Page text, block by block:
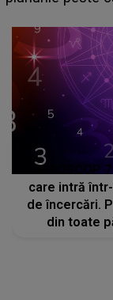
HOROSCOP
care intră
de încercări.
din toate